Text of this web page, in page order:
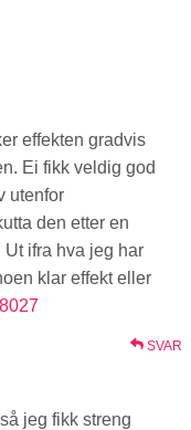
effekten gradvis
Ei fikk veldig god
utenfor
den etter en
ifra hva jeg har
klar effekt eller
SVAR
jeg fikk streng